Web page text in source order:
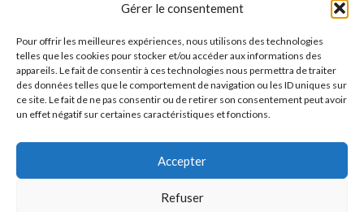
Gérer le consentement
Pour offrir les meilleures expériences, nous utilisons des technologies
telles que les cookies pour stocker et/ou accéder aux informations des
appareils. Le fait de consentir à ces technologies nous permettra de traiter
des données telles que le comportement de navigation ou les ID uniques sur
ce site. Le fait de ne pas consentir ou de retirer son consentement peut avoir
un effet négatif sur certaines caractéristiques et fonctions.
Accepter
Refuser
J'accepte laPolitique de confidentialitéde ce site.
INSTAGRAM